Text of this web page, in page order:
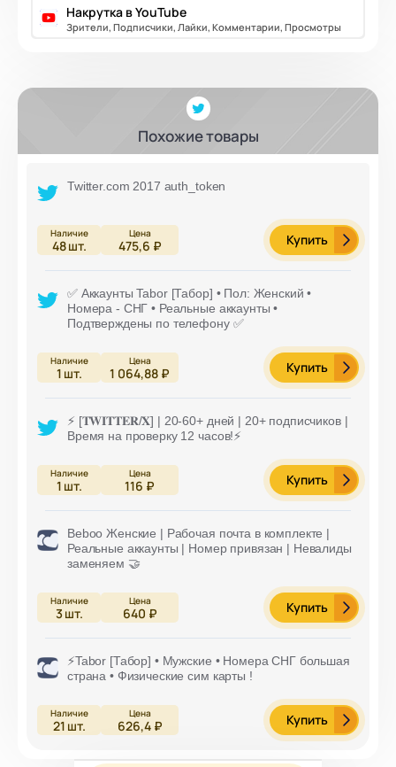
Накрутка в YouTube
Зрители, Подписчики, Лайки, Комментарии, Просмотры
Похожие товары
Twitter.com 2017 auth_token
48шт. 475,6 ₽ Купить
✅ Аккаунты Tabor [Табор] • Пол: Женский •
Номера - СНГ • Реальные аккаунты •
Подтверждены по телефону ✅
1 шт. 1 064,88 ₽ Купить
⚡️ [𝐓𝐖𝐈𝐓𝐓𝐄𝐑/𝐗] | 20-60+ дней | 20+ подписчиков |
Время на проверку 12 часов!⚡️
1 шт. 116 ₽ Купить
Beboo Женские | Рабочая почта в комплекте |
Реальные аккаунты | Номер привязан | Невалиды
заменяем 🤝
3шт. 640 ₽ Купить
⚡Tabor [Табор] • Мужские • Номера СНГ большая
страна • Физические сим карты !
21 шт. 626,4 ₽ Купить